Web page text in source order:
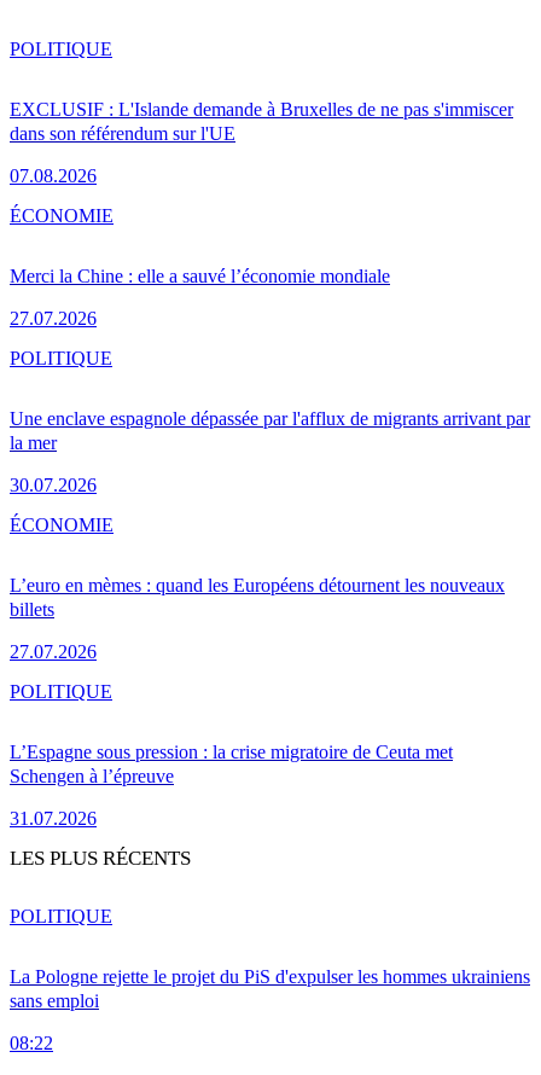
EXCLUSIF : L'Islande demande à Bruxelles de ne pas s'immiscer
dans son référendum sur l'UE
07.08.2026
POLITIQUE
Merci la Chine : elle a sauvé l’économie mondiale
27.07.2026
ÉCONOMIE
Une enclave espagnole dépassée par l'afflux de migrants arrivant par
la mer
30.07.2026
POLITIQUE
L’euro en mèmes : quand les Européens détournent les nouveaux
billets
27.07.2026
ÉCONOMIE
L’Espagne sous pression : la crise migratoire de Ceuta met
Schengen à l’épreuve
31.07.2026
POLITIQUE
LES PLUS RÉCENTS
La Pologne rejette le projet du PiS d'expulser les hommes ukrainiens
sans emploi
08:22
POLITIQUE